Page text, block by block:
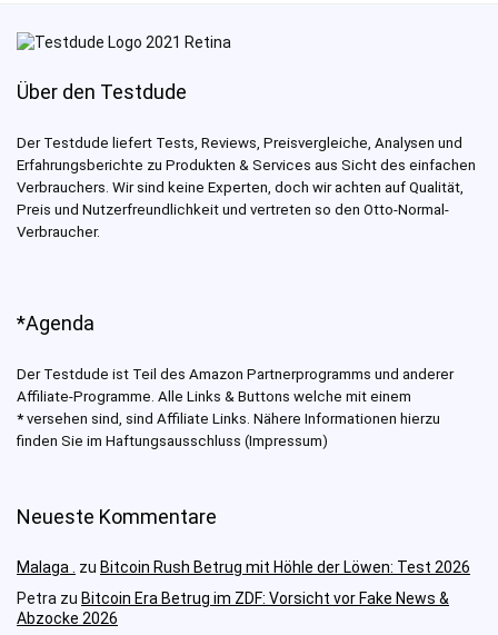
Über den Testdude
Der Testdude liefert Tests, Reviews, Preisvergleiche, Analysen und
Erfahrungsberichte zu Produkten & Services aus Sicht des einfachen
Verbrauchers. Wir sind keine Experten, doch wir achten auf Qualität,
Preis und Nutzerfreundlichkeit und vertreten so den Otto-Normal-
Verbraucher.
*Agenda
Der Testdude ist Teil des Amazon Partnerprogramms und anderer
Affiliate-Programme. Alle Links & Buttons welche mit einem
*versehen sind, sind Affiliate Links. Nähere Informationen hierzu
finden Sie im Haftungsausschluss (Impressum)
Neueste Kommentare
Malaga . zu Bitcoin Rush Betrug mit Höhle der Löwen: Test 2026
Petra zu Bitcoin Era Betrug im ZDF: Vorsicht vor Fake News &
Abzocke 2026